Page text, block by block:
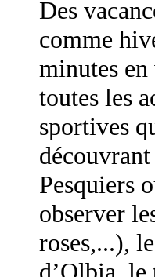
Des
comme
minutes
toutes les
sportives
Pesquiers
observer
roses,...),